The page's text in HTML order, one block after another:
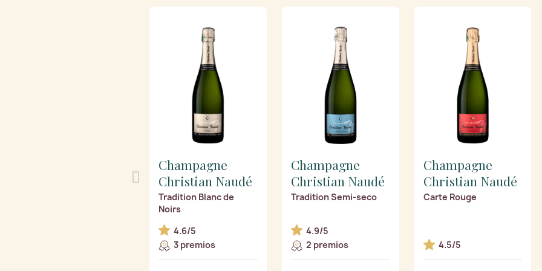
Champagne
Christian Naudé
Tradition Blanc de
Noirs
4.6/5
3 premios
Champagne
Christian Naudé
Tradition Semi-seco
4.9/5
2 premios
Champagne
Christian Naudé
Carte Rouge
4.5/5